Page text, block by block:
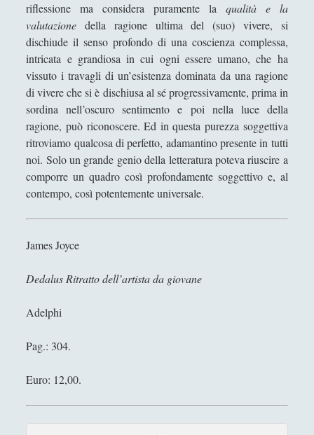
Pierre e Jean - Guy De Maupassant
Quer pasticciaccio brutto de via Merulana -
Carlo Emilio Gadda
Re Lear - William Shakespeare
Romeo e Giulietta - William Shakespeare
Satyricon - Petronio
Sexus - Henry Miller
Sulla Strada - Jack Kerouac
Tropico del cancro - Henry Miller
Un amore – Dino Buzzati
Una vita - Guy De Maupassant
►
► Fumetti
► Gialli Classici
► Libri di Storia(52)
riflessione ma considera puramente la qualità e la
valutazione della ragione ultima del (suo) vivere, si
dischiude il senso profondo di una coscienza complessa,
intricata e grandiosa in cui ogni essere umano, che ha
vissuto i travagli di un’esistenza dominata da una ragione
di vivere che si è dischiusa al sé progressivamente, prima in
sordina nell’oscuro sentimento e poi nella luce della
ragione, può riconoscere. Ed in questa purezza soggettiva
ritroviamo qualcosa di perfetto, adamantino presente in tutti
noi. Solo un grande genio della letteratura poteva riuscire a
comporre un quadro così profondamente soggettivo e, al
contempo, così potentemente universale.
James Joyce
Dedalus Ritratto dell’artista da giovane
Adelphi
Pag.: 304.
Euro: 12,00.